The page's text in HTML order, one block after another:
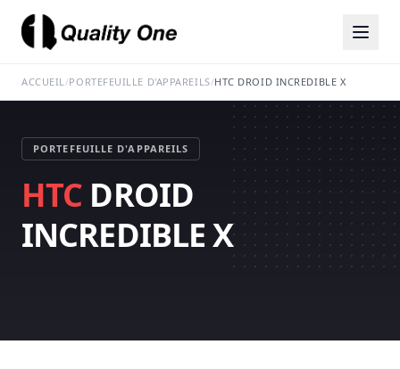
ACCUEIL/PORTEFEUILLE D'APPAREILS/HTC DROID INCREDIBLE X
PORTEFEUILLE D'APPAREILS
HTC DROID
INCREDIBLE X